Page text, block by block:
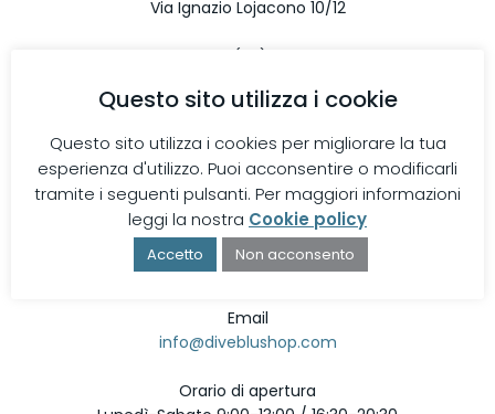
Via Ignazio Lojacono 10/12
Monopoli (BA) – 70043
Via S. Bonaventura 1/H
Contatti
Telefono
080 9642897
Email
info@diveblushop.com
Orario di apertura
Questo sito utilizza i cookie
Questo sito utilizza i cookies per migliorare la tua
esperienza d'utilizzo. Puoi acconsentire o modificarli
tramite i seguenti pulsanti. Per maggiori informazioni
leggi la nostra Cookie policy
Accetto Non acconsento